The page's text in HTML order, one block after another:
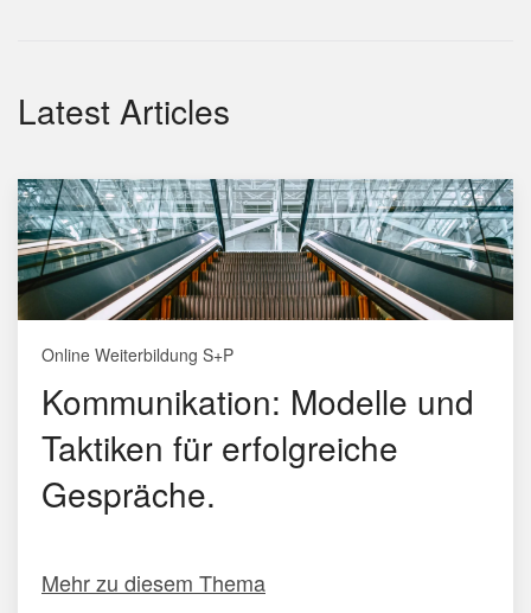
Latest Articles
Online Weiterbildung S+P
Kommunikation: Modelle und
Taktiken für erfolgreiche
Gespräche.
Mehr zu diesem Thema